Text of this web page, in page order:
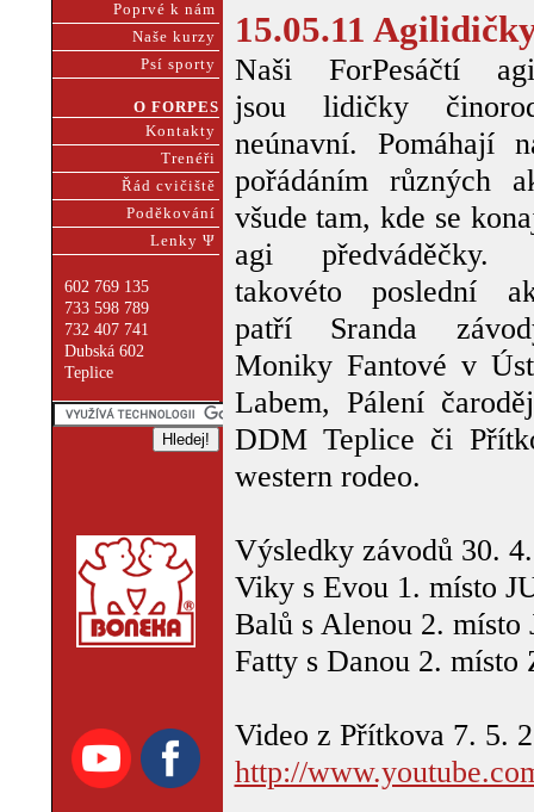
Poprvé k nám
Naše kurzy
Psí sporty
O FORPES
Kontakty
Trenéři
Řád cvičiště
Poděkování
Lenky Ψ
602 769 135
733 598 789
732 407 741
Dubská 602
Teplice
15.05.11
Naši ForPesáčtí
jsou lidičky
neúnavní. Pomáhají
pořádáním různých
všude tam, kde se
agi předváděčky.
takovéto poslední
patří Sranda
Moniky Fantové v
Labem, Pálení
DDM Teplice či
western rodeo.
Výsledky závodů 30.
Viky s Evou 1. místo
Balů s Alenou 2. místo
Fatty s Danou 2. místo
Video z Přítkova 7. 5.
http://